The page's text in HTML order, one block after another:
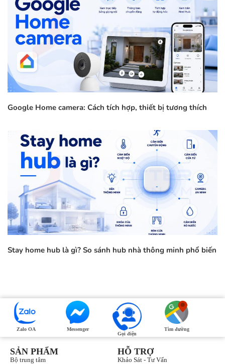
Google Home camera: Cách tích hợp, thiết bị tương thích
Stay home hub là gì? So sánh hub nhà thông minh phổ biến
Zalo OA
Messenger
Gọi điện
Tìm đường
HỖ TRỢ
Khảo Sát - Tư Vấn
SẢN PHẨM
Bộ trung tâm